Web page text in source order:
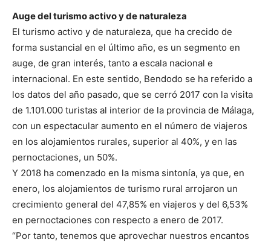
Auge del turismo activo y de naturaleza
El turismo activo y de naturaleza, que ha crecido de
forma sustancial en el último año, es un segmento en
auge, de gran interés, tanto a escala nacional e
internacional. En este sentido, Bendodo se ha referido a
los datos del año pasado, que se cerró 2017 con la visita
de 1.101.000 turistas al interior de la provincia de Málaga,
con un espectacular aumento en el número de viajeros
en los alojamientos rurales, superior al 40%, y en las
pernoctaciones, un 50%.
Y 2018 ha comenzado en la misma sintonía, ya que, en
enero, los alojamientos de turismo rural arrojaron un
crecimiento general del 47,85% en viajeros y del 6,53%
en pernoctaciones con respecto a enero de 2017.
“Por tanto, tenemos que aprovechar nuestros encantos